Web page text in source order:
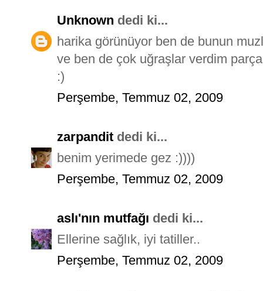
Unknown dedi ki...
harika görünüyor ben de bunun
ve ben de çok uğraşlar verdim
:)
Perşembe, Temmuz 02, 2009
zarpandit dedi ki...
benim yerimede gez :))))
Perşembe, Temmuz 02, 2009
aslı'nın mutfağı dedi ki...
Ellerine sağlık, iyi tatiller..
Perşembe, Temmuz 02, 2009